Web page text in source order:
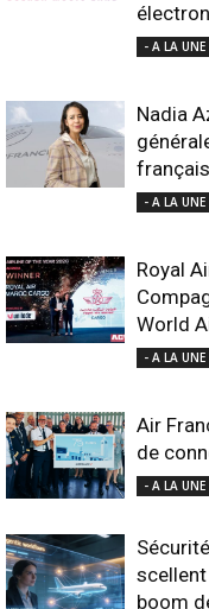
- A LA UNE
Nadia
français
- A LA UNE
Royal
World
- A LA UNE
Air
de
- A LA UNE
boom